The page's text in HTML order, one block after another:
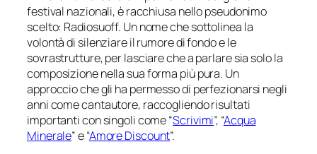
festival nazionali, è racchiusa nello pseudonimo
scelto: Radiosuoff. Un nome che sottolinea la
volontà di silenziare il rumore di fondo e le
sovrastrutture, per lasciare che a parlare sia solo la
composizione nella sua forma più pura. Un
approccio che gli ha permesso di perfezionarsi negli
anni come cantautore, raccogliendo risultati
importanti con singoli come “Scrivimi”, “Acqua
Minerale” e “Amore Discount”.